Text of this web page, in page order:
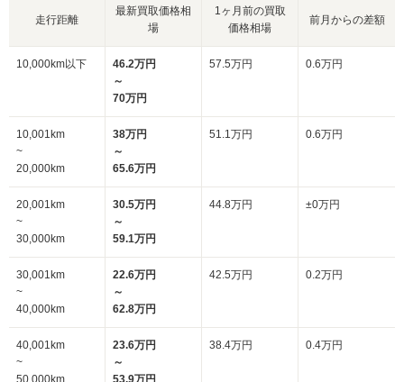
走行距離
最新買取価格相
場
1ヶ月前の買取
価格相場
前月からの差額
10,000km以下
46.2万円
～
70万円
57.5万円 0.6万円
10,001km
~
20,000km
38万円
～
65.6万円
51.1万円 0.6万円
20,001km
~
30,000km
30.5万円
～
59.1万円
44.8万円 ±0万円
30,001km
~
40,000km
22.6万円
～
62.8万円
42.5万円 0.2万円
40,001km
~
50,000km
23.6万円
～
53.9万円
38.4万円 0.4万円